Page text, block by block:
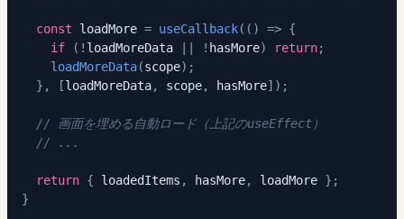
const loadMore = useCallback( ( ) => {
if
( ! loadMoreData ! hasMore) return;
loadMoreData(scope) ;
} , [loadMoreData, scope, hasMore] ) ;
// 画面を埋める自動ロード（上記のuseEffect）
// ...
return { loadedItems , hasMore, loadMore } ;
}